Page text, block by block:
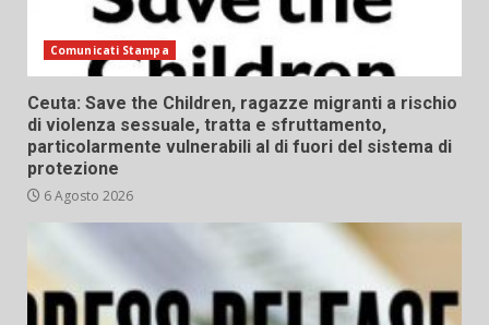
Comunicati Stampa
Ceuta: Save the Children, ragazze migranti a rischio
di violenza sessuale, tratta e sfruttamento,
particolarmente vulnerabili al di fuori del sistema di
protezione
6 Agosto 2026